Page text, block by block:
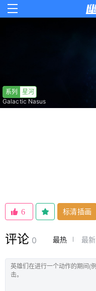
Galactic Nasus
系列 星河
6 标清插画
评论 0 最热 最新